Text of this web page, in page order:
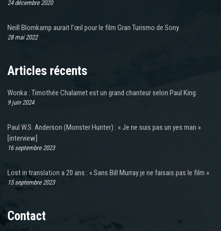
24 décembre 2020
Neill Blomkamp aurait l’œil pour le film Gran Turismo de Sony
28 mai 2022
Articles récents
Wonka : Timothée Chalamet est un grand chanteur selon Paul King
9 juin 2024
Paul W.S. Anderson (Monster Hunter) : « Je ne suis pas un yes man »
[interview]
16 septembre 2023
Lost in translation a 20 ans : « Sans Bill Murray je ne faisais pas le film »
15 septembre 2023
Contact